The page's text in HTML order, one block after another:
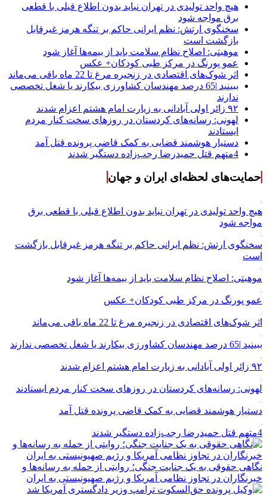
هیچ واحد تولیدی در تهران نباید بدون اطلاع قبلی با قطعی
برق مواجه شود
سخنگوی ارتش: نظم ایرانی حاکم بر تنگه هرمز غیرقابل
بازگشت است
موهبتی: اصلاح نظام سلامت باید از بیمه‌ها آغاز شود
عمو پورنگ در مرکز طبی کودکان+ عکس
اثر شوک‌های اقتصادی در زنجیره مرغ تا 22 ماه باقی می‌ماند
ببینید |65 درصد مهندسان کشاورزی بیکارند یا شغل تخصصی
ندارند
۹۲ زائر اولی آبادانی به زیارت امام هشتم اعزام شدند
لهونی: رسانه‌های کردستان در روزهای سخت کنار مردم
ایستادند
دستیار هوشمند قضایی به کمک قاضی پرونده قتل آمد
4متهم قتل حمیدرضا رجب‌زاده دستگیر شدند
حمایت‌های لحظه‌ای ایران و جهان
هیچ واحد تولیدی در تهران نباید بدون اطلاع قبلی با قطعی برق
مواجه شود
سخنگوی ارتش: نظم ایرانی حاکم بر تنگه هرمز غیرقابل بازگشت
است
موهبتی: اصلاح نظام سلامت باید از بیمه‌ها آغاز شود
عمو پورنگ در مرکز طبی کودکان+ عکس
اثر شوک‌های اقتصادی در زنجیره مرغ تا 22 ماه باقی می‌ماند
ببینید |65 درصد مهندسان کشاورزی بیکارند یا شغل تخصصی ندارند
۹۲ زائر اولی آبادانی به زیارت امام هشتم اعزام شدند
لهونی: رسانه‌های کردستان در روزهای سخت کنار مردم ایستادند
دستیار هوشمند قضایی به کمک قاضی پرونده قتل آمد
4متهم قتل حمیدرضا رجب‌زاده دستگیر شدند
نگاهی حقوقی به یک جنایت جنگی؛ روایتی از حمله به رسانه‌ها و
خبرنگاران در تجاوز نظامی آمریکا و رژیم صهیونیستی به ایران